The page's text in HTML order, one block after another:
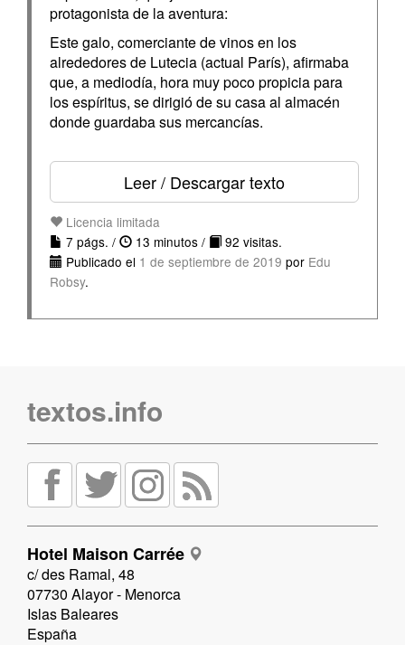
protagonista de la aventura:
Este galo, comerciante de vinos en los
alrededores de Lutecia (actual París), afirmaba
que, a mediodía, hora muy poco propicia para
los espíritus, se dirigió de su casa al almacén
donde guardaba sus mercancías.
Leer / Descargar texto
Licencia limitada
7 págs. /
13 minutos /
92 visitas.
Publicado el 1 de septiembre de 2019 por Edu
Robsy.
textos.info
Hotel Maison Carrée
c/ des Ramal, 48
07730 Alayor - Menorca
Islas Baleares
España